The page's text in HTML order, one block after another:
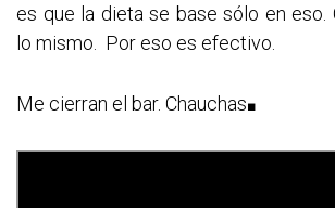
es que la dieta se base sólo en eso.
lo mismo. Por eso es efectivo.
Me cierran el bar. Chauchas■